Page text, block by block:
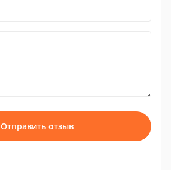
Отправить отзыв